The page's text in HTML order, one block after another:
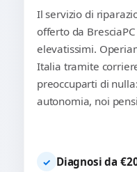
Il servizio di
offerto da
elevatissimi.
Italia tramite
preoccuparti di
autonomia, noi
✓ Diagnosi da